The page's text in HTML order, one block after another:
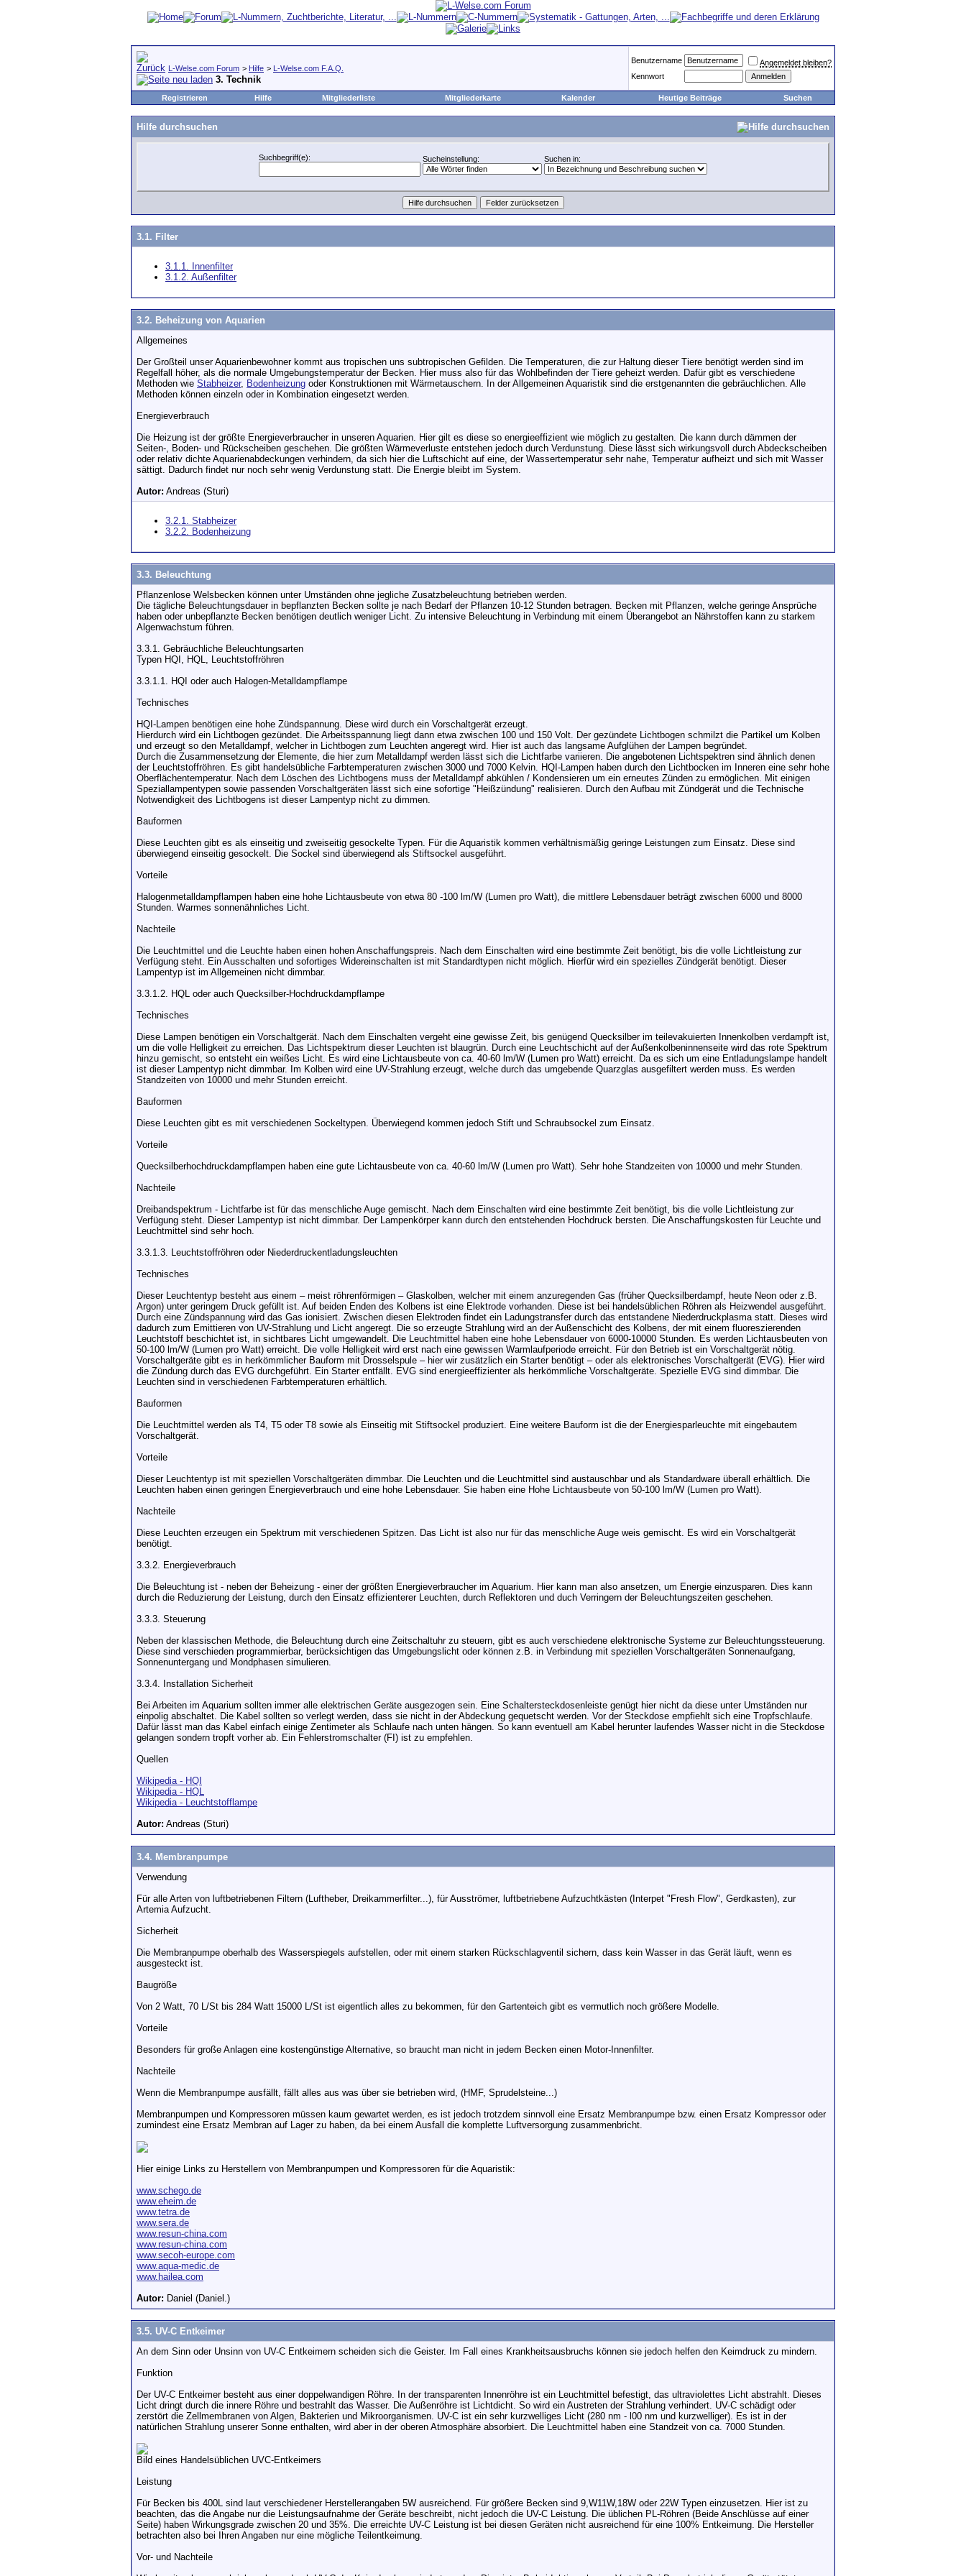
L-Welse.com Forum > Hilfe > L-Welse.com F.A.Q.
3. Technik
Benutzername
Angemeldet bleiben?
Kennwort
Registrieren Hilfe Mitgliederliste Mitgliederkarte Kalender Heutige Beiträge Suchen
Hilfe durchsuchen
Suchbegriff(e): Sucheinstellung: Suchen in:
3.1. Filter
3.1.1. Innenfilter
3.1.2. Außenfilter
3.2. Beheizung von Aquarien
Allgemeines
Der Großteil unser Aquarienbewohner kommt aus tropischen uns subtropischen Gefilden. Die Temperaturen, die zur Haltung dieser Tiere benötigt werden sind im
Regelfall höher, als die normale Umgebungstemperatur der Becken. Hier muss also für das Wohlbefinden der Tiere geheizt werden. Dafür gibt es verschiedene
Methoden wie Stabheizer, Bodenheizung oder Konstruktionen mit Wärmetauschern. In der Allgemeinen Aquaristik sind die erstgenannten die gebräuchlichen. Alle
Methoden können einzeln oder in Kombination eingesetzt werden.
Energieverbrauch
Die Heizung ist der größte Energieverbraucher in unseren Aquarien. Hier gilt es diese so energieeffizient wie möglich zu gestalten. Die kann durch dämmen der
Seiten-, Boden- und Rückscheiben geschehen. Die größten Wärmeverluste entstehen jedoch durch Verdunstung. Diese lässt sich wirkungsvoll durch Abdeckscheiben
oder relativ dichte Aquarienabdeckungen verhindern, da sich hier die Luftschicht auf eine, der Wassertemperatur sehr nahe, Temperatur aufheizt und sich mit Wasser
sättigt. Dadurch findet nur noch sehr wenig Verdunstung statt. Die Energie bleibt im System.
Autor: Andreas (Sturi)
3.2.1. Stabheizer
3.2.2. Bodenheizung
3.3. Beleuchtung
Pflanzenlose Welsbecken können unter Umständen ohne jegliche Zusatzbeleuchtung betrieben werden.
Die tägliche Beleuchtungsdauer in bepflanzten Becken sollte je nach Bedarf der Pflanzen 10-12 Stunden betragen. Becken mit Pflanzen, welche geringe Ansprüche
haben oder unbepflanzte Becken benötigen deutlich weniger Licht. Zu intensive Beleuchtung in Verbindung mit einem Überangebot an Nährstoffen kann zu starkem
Algenwachstum führen.
3.3.1. Gebräuchliche Beleuchtungsarten
Typen HQI, HQL, Leuchtstoffröhren
3.3.1.1. HQI oder auch Halogen-Metalldampflampe
Technisches
HQI-Lampen benötigen eine hohe Zündspannung. Diese wird durch ein Vorschaltgerät erzeugt.
Hierdurch wird ein Lichtbogen gezündet. Die Arbeitsspannung liegt dann etwa zwischen 100 und 150 Volt. Der gezündete Lichtbogen schmilzt die Partikel um Kolben
und erzeugt so den Metalldampf, welcher in Lichtbogen zum Leuchten angeregt wird. Hier ist auch das langsame Aufglühen der Lampen begründet.
Durch die Zusammensetzung der Elemente, die hier zum Metalldampf werden lässt sich die Lichtfarbe variieren. Die angebotenen Lichtspektren sind ähnlich denen
der Leuchtstoffröhren. Es gibt handelsübliche Farbtemperaturen zwischen 3000 und 7000 Kelvin. HQI-Lampen haben durch den Lichtbocken im Inneren eine sehr hohe
Oberflächentemperatur. Nach dem Löschen des Lichtbogens muss der Metalldampf abkühlen / Kondensieren um ein erneutes Zünden zu ermöglichen. Mit einigen
Speziallampentypen sowie passenden Vorschaltgeräten lässt sich eine sofortige "Heißzündung" realisieren. Durch den Aufbau mit Zündgerät und die Technische
Notwendigkeit des Lichtbogens ist dieser Lampentyp nicht zu dimmen.
Bauformen
Diese Leuchten gibt es als einseitig und zweiseitig gesockelte Typen. Für die Aquaristik kommen verhältnismäßig geringe Leistungen zum Einsatz. Diese sind
überwiegend einseitig gesockelt. Die Sockel sind überwiegend als Stiftsockel ausgeführt.
Vorteile
Halogenmetalldampflampen haben eine hohe Lichtausbeute von etwa 80 -100 lm/W (Lumen pro Watt), die mittlere Lebensdauer beträgt zwischen 6000 und 8000
Stunden. Warmes sonnenähnliches Licht.
Nachteile
Die Leuchtmittel und die Leuchte haben einen hohen Anschaffungspreis. Nach dem Einschalten wird eine bestimmte Zeit benötigt, bis die volle Lichtleistung zur
Verfügung steht. Ein Ausschalten und sofortiges Widereinschalten ist mit Standardtypen nicht möglich. Hierfür wird ein spezielles Zündgerät benötigt. Dieser
Lampentyp ist im Allgemeinen nicht dimmbar.
3.3.1.2. HQL oder auch Quecksilber-Hochdruckdampflampe
Technisches
Diese Lampen benötigen ein Vorschaltgerät. Nach dem Einschalten vergeht eine gewisse Zeit, bis genügend Quecksilber im teilevakuierten Innenkolben verdampft ist,
um die volle Helligkeit zu erreichen. Das Lichtspektrum dieser Leuchten ist blaugrün. Durch eine Leuchtschicht auf der Außenkolbeninnenseite wird das rote Spektrum
hinzu gemischt, so entsteht ein weißes Licht. Es wird eine Lichtausbeute von ca. 40-60 lm/W (Lumen pro Watt) erreicht. Da es sich um eine Entladungslampe handelt
ist dieser Lampentyp nicht dimmbar. Im Kolben wird eine UV-Strahlung erzeugt, welche durch das umgebende Quarzglas ausgefiltert werden muss. Es werden
Standzeiten von 10000 und mehr Stunden erreicht.
Bauformen
Diese Leuchten gibt es mit verschiedenen Sockeltypen. Überwiegend kommen jedoch Stift und Schraubsockel zum Einsatz.
Vorteile
Quecksilberhochdruckdampflampen haben eine gute Lichtausbeute von ca. 40-60 lm/W (Lumen pro Watt). Sehr hohe Standzeiten von 10000 und mehr Stunden.
Nachteile
Dreibandspektrum - Lichtfarbe ist für das menschliche Auge gemischt. Nach dem Einschalten wird eine bestimmte Zeit benötigt, bis die volle Lichtleistung zur
Verfügung steht. Dieser Lampentyp ist nicht dimmbar. Der Lampenkörper kann durch den entstehenden Hochdruck bersten. Die Anschaffungskosten für Leuchte und
Leuchtmittel sind sehr hoch.
3.3.1.3. Leuchtstoffröhren oder Niederdruckentladungsleuchten
Technisches
Dieser Leuchtentyp besteht aus einem – meist röhrenförmigen – Glaskolben, welcher mit einem anzuregenden Gas (früher Quecksilberdampf, heute Neon oder z.B.
Argon) unter geringem Druck gefüllt ist. Auf beiden Enden des Kolbens ist eine Elektrode vorhanden. Diese ist bei handelsüblichen Röhren als Heizwendel ausgeführt.
Durch eine Zündspannung wird das Gas ionisiert. Zwischen diesen Elektroden findet ein Ladungstransfer durch das entstandene Niederdruckplasma statt. Dieses wird
dadurch zum Emittieren von UV-Strahlung und Licht angeregt. Die so erzeugte Strahlung wird an der Außenschicht des Kolbens, der mit einem fluoreszierenden
Leuchtstoff beschichtet ist, in sichtbares Licht umgewandelt. Die Leuchtmittel haben eine hohe Lebensdauer von 6000-10000 Stunden. Es werden Lichtausbeuten von
50-100 lm/W (Lumen pro Watt) erreicht. Die volle Helligkeit wird erst nach eine gewissen Warmlaufperiode erreicht. Für den Betrieb ist ein Vorschaltgerät nötig.
Vorschaltgeräte gibt es in herkömmlicher Bauform mit Drosselspule – hier wir zusätzlich ein Starter benötigt – oder als elektronisches Vorschaltgerät (EVG). Hier wird
die Zündung durch das EVG durchgeführt. Ein Starter entfällt. EVG sind energieeffizienter als herkömmliche Vorschaltgeräte. Spezielle EVG sind dimmbar. Die
Leuchten sind in verschiedenen Farbtemperaturen erhältlich.
Bauformen
Die Leuchtmittel werden als T4, T5 oder T8 sowie als Einseitig mit Stiftsockel produziert. Eine weitere Bauform ist die der Energiesparleuchte mit eingebautem
Vorschaltgerät.
Vorteile
Dieser Leuchtentyp ist mit speziellen Vorschaltgeräten dimmbar. Die Leuchten und die Leuchtmittel sind austauschbar und als Standardware überall erhältlich. Die
Leuchten haben einen geringen Energieverbrauch und eine hohe Lebensdauer. Sie haben eine Hohe Lichtausbeute von 50-100 lm/W (Lumen pro Watt).
Nachteile
Diese Leuchten erzeugen ein Spektrum mit verschiedenen Spitzen. Das Licht ist also nur für das menschliche Auge weis gemischt. Es wird ein Vorschaltgerät
benötigt.
3.3.2. Energieverbrauch
Die Beleuchtung ist - neben der Beheizung - einer der größten Energieverbraucher im Aquarium. Hier kann man also ansetzen, um Energie einzusparen. Dies kann
durch die Reduzierung der Leistung, durch den Einsatz effizienterer Leuchten, durch Reflektoren und duch Verringern der Beleuchtungszeiten geschehen.
3.3.3. Steuerung
Neben der klassischen Methode, die Beleuchtung durch eine Zeitschaltuhr zu steuern, gibt es auch verschiedene elektronische Systeme zur Beleuchtungssteuerung.
Diese sind verschieden programmierbar, berücksichtigen das Umgebungslicht oder können z.B. in Verbindung mit speziellen Vorschaltgeräten Sonnenaufgang,
Sonnenuntergang und Mondphasen simulieren.
3.3.4. Installation Sicherheit
Bei Arbeiten im Aquarium sollten immer alle elektrischen Geräte ausgezogen sein. Eine Schaltersteckdosenleiste genügt hier nicht da diese unter Umständen nur
einpolig abschaltet. Die Kabel sollten so verlegt werden, dass sie nicht in der Abdeckung gequetscht werden. Vor der Steckdose empfiehlt sich eine Tropfschlaufe.
Dafür lässt man das Kabel einfach einige Zentimeter als Schlaufe nach unten hängen. So kann eventuell am Kabel herunter laufendes Wasser nicht in die Steckdose
gelangen sondern tropft vorher ab. Ein Fehlerstromschalter (FI) ist zu empfehlen.
Quellen
Wikipedia - HQI
Wikipedia - HQL
Wikipedia - Leuchtstofflampe
Autor: Andreas (Sturi)
3.4. Membranpumpe
Verwendung
Für alle Arten von luftbetriebenen Filtern (Luftheber, Dreikammerfilter...), für Ausströmer, luftbetriebene Aufzuchtkästen (Interpet "Fresh Flow", Gerdkasten), zur
Artemia Aufzucht.
Sicherheit
Die Membranpumpe oberhalb des Wasserspiegels aufstellen, oder mit einem starken Rückschlagventil sichern, dass kein Wasser in das Gerät läuft, wenn es
ausgesteckt ist.
Baugröße
Von 2 Watt, 70 L/St bis 284 Watt 15000 L/St ist eigentlich alles zu bekommen, für den Gartenteich gibt es vermutlich noch größere Modelle.
Vorteile
Besonders für große Anlagen eine kostengünstige Alternative, so braucht man nicht in jedem Becken einen Motor-Innenfilter.
Nachteile
Wenn die Membranpumpe ausfällt, fällt alles aus was über sie betrieben wird, (HMF, Sprudelsteine...)
Membranpumpen und Kompressoren müssen kaum gewartet werden, es ist jedoch trotzdem sinnvoll eine Ersatz Membranpumpe bzw. einen Ersatz Kompressor oder
zumindest eine Ersatz Membran auf Lager zu haben, da bei einem Ausfall die komplette Luftversorgung zusammenbricht.
Hier einige Links zu Herstellern von Membranpumpen und Kompressoren für die Aquaristik:
www.schego.de
www.eheim.de
www.tetra.de
www.sera.de
www.resun-china.com
www.resun-china.com
www.secoh-europe.com
www.aqua-medic.de
www.hailea.com
Autor: Daniel (Daniel.)
3.5. UV-C Entkeimer
An dem Sinn oder Unsinn von UV-C Entkeimern scheiden sich die Geister. Im Fall eines Krankheitsausbruchs können sie jedoch helfen den Keimdruck zu mindern.
Funktion
Der UV-C Entkeimer besteht aus einer doppelwandigen Röhre. In der transparenten Innenröhre ist ein Leuchtmittel befestigt, das ultraviolettes Licht abstrahlt. Dieses
Licht dringt durch die innere Röhre und bestrahlt das Wasser. Die Außenröhre ist Lichtdicht. So wird ein Austreten der Strahlung verhindert. UV-C schädigt oder
zerstört die Zellmembranen von Algen, Bakterien und Mikroorganismen. UV-C ist ein sehr kurzwelliges Licht (280 nm - l00 nm und kurzwelliger). Es ist in der
natürlichen Strahlung unserer Sonne enthalten, wird aber in der oberen Atmosphäre absorbiert. Die Leuchtmittel haben eine Standzeit von ca. 7000 Stunden.
Bild eines Handelsüblichen UVC-Entkeimers
Leistung
Für Becken bis 400L sind laut verschiedener Herstellerangaben 5W ausreichend. Für größere Becken sind 9,W11W,18W oder 22W Typen einzusetzen. Hier ist zu
beachten, das die Angabe nur die Leistungsaufnahme der Geräte beschreibt, nicht jedoch die UV-C Leistung. Die üblichen PL-Röhren (Beide Anschlüsse auf einer
Seite) haben Wirkungsgrade zwischen 20 und 35%. Die erreichte UV-C Leistung ist bei diesen Geräten nicht ausreichend für eine 100% Entkeimung. Die Hersteller
betrachten also bei Ihren Angaben nur eine mögliche Teilentkeimung.
Vor- und Nachteile